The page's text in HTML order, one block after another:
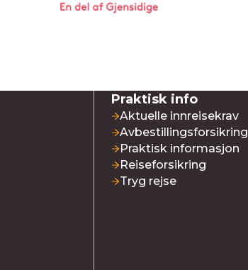
Praktisk info
Aktuelle innreisekrav
Avbestillingsforsikring
Praktisk informasjon
Reiseforsikring
Tryg rejse